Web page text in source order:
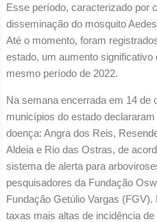
Esse período, caracterizado por
disseminação do mosquito
Até o momento, foram
estado, um aumento
mesmo período de 2022.
Na semana encerrada em 14 de
municípios do estado
doença: Angra dos Reis,
Aldeia e Rio das Ostras, de
sistema de alerta para
pesquisadores da Fundação
Fundação Getúlio Vargas
taxas mais altas de incidência